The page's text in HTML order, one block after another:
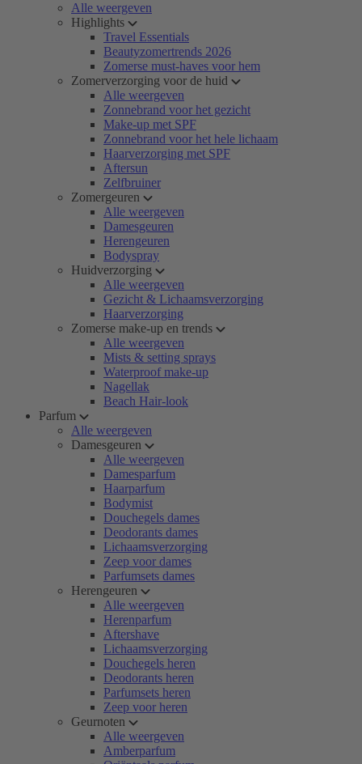
Alle weergeven
Highlights
Travel Essentials
Beautyzomertrends 2026
Zomerse must-haves voor hem
Zomerverzorging voor de huid
Alle weergeven
Zonnebrand voor het gezicht
Make-up met SPF
Zonnebrand voor het hele lichaam
Haarverzorging met SPF
Aftersun
Zelfbruiner
Zomergeuren
Alle weergeven
Damesgeuren
Herengeuren
Bodyspray
Huidverzorging
Alle weergeven
Gezicht & Lichaamsverzorging
Haarverzorging
Zomerse make-up en trends
Alle weergeven
Mists & setting sprays
Waterproof make-up
Nagellak
Beach Hair-look
Parfum
Alle weergeven
Damesgeuren
Alle weergeven
Damesparfum
Haarparfum
Bodymist
Douchegels dames
Deodorants dames
Lichaamsverzorging
Zeep voor dames
Parfumsets dames
Herengeuren
Alle weergeven
Herenparfum
Aftershave
Lichaamsverzorging
Douchegels heren
Deodorants heren
Parfumsets heren
Zeep voor heren
Geurnoten
Alle weergeven
Amberparfum